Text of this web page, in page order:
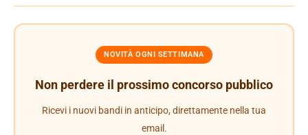
NOVITÀ OGNI SETTIMANA
Non perdere il prossimo concorso pubblico
Ricevi i nuovi bandi in anticipo, direttamente nella tua
email.